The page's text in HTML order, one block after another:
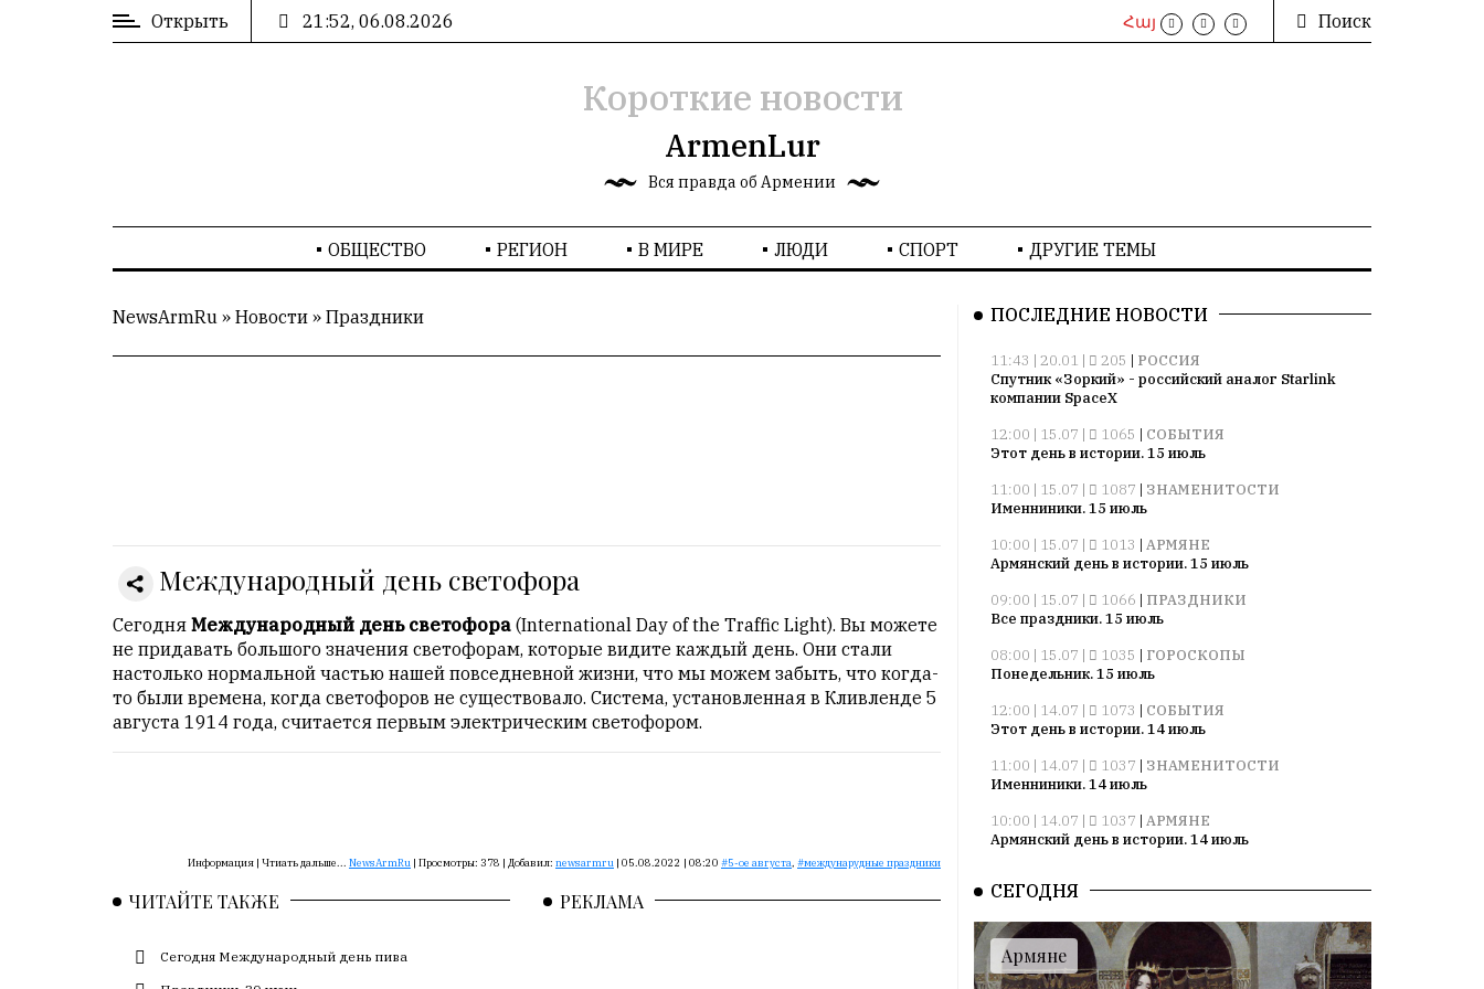
Пользователей:
независимо
Открыть 21:52, 06.08.2026 Հայ Поиск
Короткие новости
ArmenLur
Вся правда об Армении
ОБЩЕСТВО РЕГИОН В МИРЕ ЛЮДИ СПОРТ ДРУГИЕ ТЕМЫ
NewsArmRu » Новости » Праздники
Международный день светофора
Сегодня Международный день светофора (International Day of the Traffic Light). Вы можете
не придавать большого значения светофорам, которые видите каждый день. Они стали
настолько нормальной частью нашей повседневной жизни, что мы можем забыть, что когда-
то были времена, когда светофоров не существовало. Система, установленная в Кливленде 5
августа 1914 года, считается первым электрическим светофором.
Информация | Чтиать дальше... NewsArmRu | Просмотры: 378 | Добавил: newsarmru | 05.08.2022 | 08:20 5-ое августа, междунарудные праздники
ЧИТАЙТЕ ТАКЖЕ
Сегодня Международный день пива
РЕКЛАМА
ПОСЛЕДНИЕ НОВОСТИ
11:43 | 20.01 | 205 | РОССИЯ
Спутник «Зоркий» - российский аналог Starlink
компании SpaceX
12:00 | 15.07 |
1065 | СОБЫТИЯ
Этот день в истории. 15 июль
11:00 | 15.07 |
1087 | ЗНАМЕНИТОСТИ
Именниники. 15 июль
10:00 | 15.07 |
1013 | АРМЯНЕ
Армянский день в истории. 15 июль
09:00 | 15.07 |
1066 | ПРАЗДНИКИ
Все праздники. 15 июль
08:00 | 15.07 |
1035 | ГОРОСКОПЫ
Понедельник. 15 июль
12:00 | 14.07 |
1073 | СОБЫТИЯ
Этот день в истории. 14 июль
11:00 | 14.07 |
1037 | ЗНАМЕНИТОСТИ
Именниники. 14 июль
10:00 | 14.07 |
1037 | АРМЯНЕ
Армянский день в истории. 14 июль
Все праздники. 14 июль
08:00 | 14.07 | 1056|ГОРОСКОПЫ
Воскресенье. 14 июль
СЕГОДНЯ
Армяне